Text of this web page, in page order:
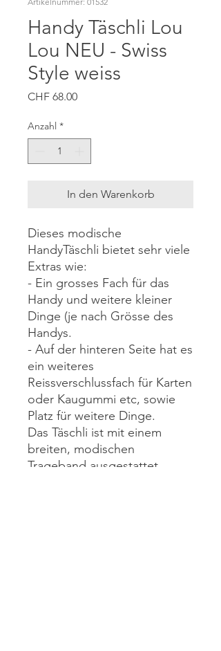
Handy Täschli Lou
Lou NEU - Swiss
Style weiss
CHF 68.00Preis
Anzahl *
In den Warenkorb
Dieses modische
HandyTäschli bietet sehr viele
Extras wie:
- Ein grosses Fach für das
Handy und weitere kleiner
Dinge (je nach Grösse des
Handys.
- Auf der hinteren Seite hat es
ein weiteres
Reissverschlussfach für Karten
oder Kaugummi etc, sowie
Platz für weitere Dinge.
Das Täschli ist mit einem
breiten, modischen
Trageband ausgestattet